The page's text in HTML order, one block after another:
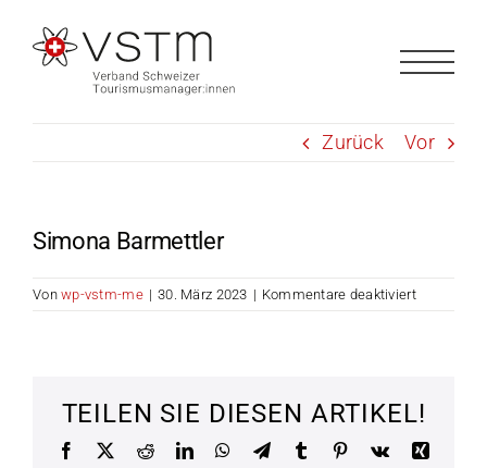
Inhalt
springen
Zurück Vor
Simona Barmettler
Vonwp-vstm-me | 30. März 2023 | Kommentare deaktiviertfür
Simona
TEILEN SIE DIESEN ARTIKEL!
Facebook RedditLinkedInWhatsApp
TelegramTumblr Pinterest
Vk
Xing